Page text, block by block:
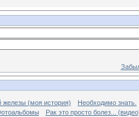
железы (моя история)
Необходимо знать.
Рак это просто болез...